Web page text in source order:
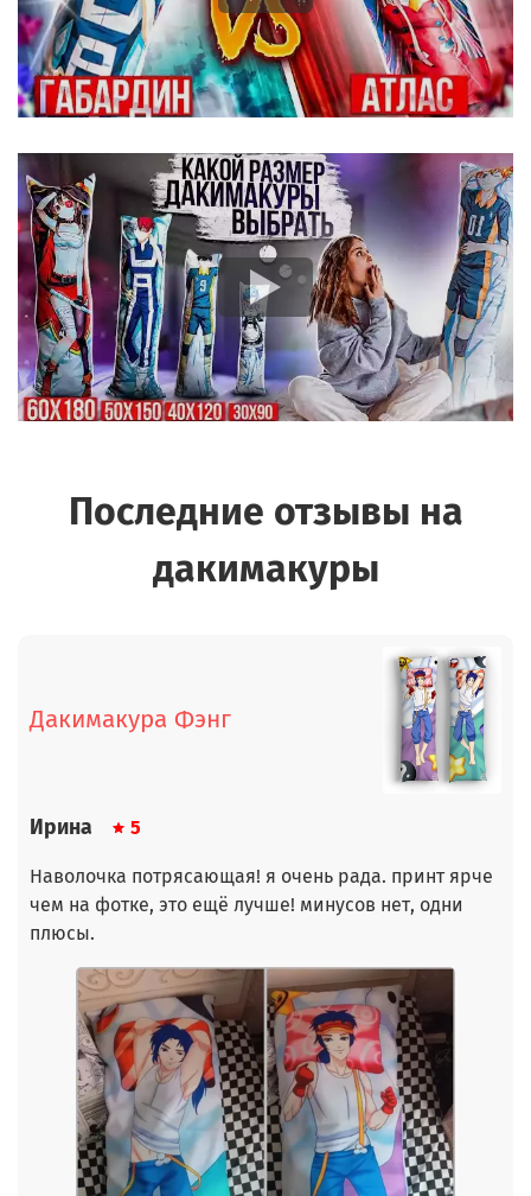
Последние отзывы на
дакимакуры
Дакимакура Фэнг
Ирина 5
Наволочка потрясающая! я очень рада. принт ярче
чем на фотке, это ещё лучше! минусов нет, одни
плюсы.